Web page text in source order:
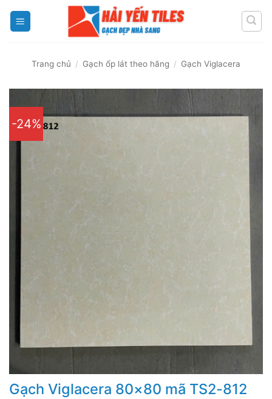
Trang chủ / Gạch ốp lát theo hãng / Gạch Viglacera
-24%
Gạch Viglacera 80×80 mã TS2-812